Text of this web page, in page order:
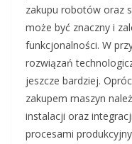
zakupu robotów oraz
może być znaczny i
funkcjonalności. W
rozwiązań
jeszcze bardziej.
zakupem maszyn
instalacji oraz
procesami